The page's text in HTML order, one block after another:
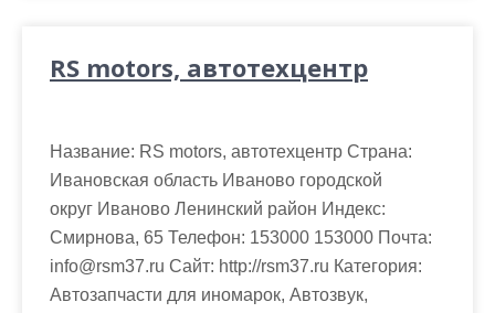
RS motors, автотехцентр
Название: RS motors, автотехцентр Страна:
Ивановская область Иваново городской
округ Иваново Ленинский район Индекс:
Смирнова, 65 Телефон: 153000 153000 Почта:
info@rsm37.ru Cайт: http://rsm37.ru Категория:
Автозапчасти для иномарок, Автозвук,